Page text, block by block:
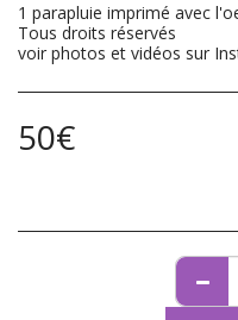
1 parapluie imprimé avec
Tous droits réservés
voir photos et vidéos sur
50€